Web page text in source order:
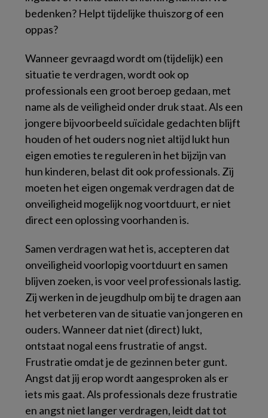
bedenken? Helpt tijdelijke thuiszorg of een
oppas?
Wanneer gevraagd wordt om (tijdelijk) een
situatie te verdragen, wordt ook op
professionals een groot beroep gedaan, met
name als de veiligheid onder druk staat. Als een
jongere bijvoorbeeld suïcidale gedachten blijft
houden of het ouders nog niet altijd lukt hun
eigen emoties te reguleren in het bijzijn van
hun kinderen, belast dit ook professionals. Zij
moeten het eigen ongemak verdragen dat de
onveiligheid mogelijk nog voortduurt, er niet
direct een oplossing voorhanden is.
Samen verdragen wat het is, accepteren dat
onveiligheid voorlopig voortduurt en samen
blijven zoeken, is voor veel professionals lastig.
Zij werken in de jeugdhulp om bij te dragen aan
het verbeteren van de situatie van jongeren en
ouders. Wanneer dat niet (direct) lukt,
ontstaat nogal eens frustratie of angst.
Frustratie omdat je de gezinnen beter gunt.
Angst dat jij erop wordt aangesproken als er
iets mis gaat. Als professionals deze frustratie
en angst niet langer verdragen, leidt dat tot